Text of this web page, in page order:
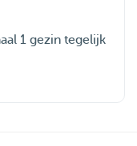
1 gezin tegelijk